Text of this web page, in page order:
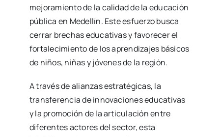
mejoramiento de la calidad de la educación
pública en Medellín. Este esfuerzo busca
cerrar brechas educativas y favorecer el
fortalecimiento de los aprendizajes básicos
de niños, niñas y jóvenes de la región.
A través de alianzas estratégicas, la
transferencia de innovaciones educativas
y la promoción de la articulación entre
diferentes actores del sector, esta